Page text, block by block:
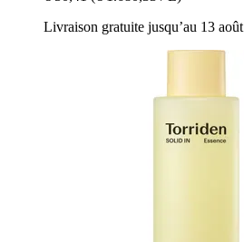
Livraison gratuite jusqu’au 13 août